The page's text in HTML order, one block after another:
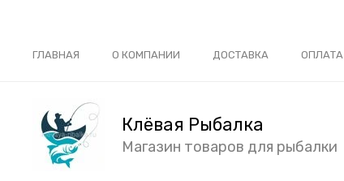
ГЛАВНАЯ О КОМПАНИИ ДОСТАВКА ОПЛАТА
Клёвая Рыбалка
Магазин товаров для рыбалки